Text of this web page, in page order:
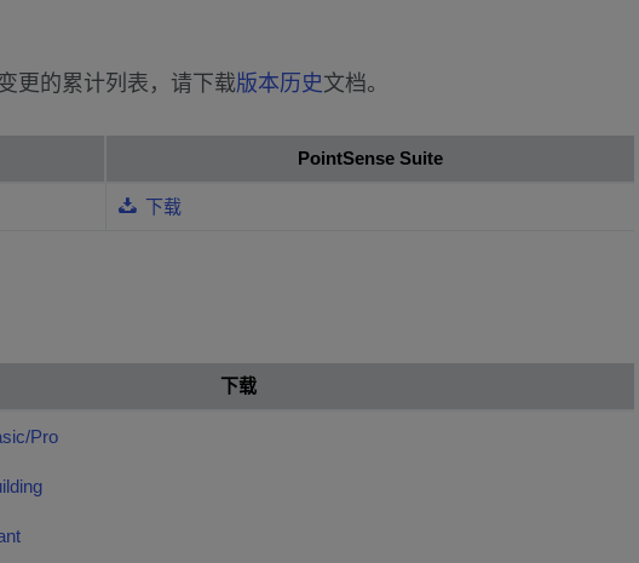
更的累计列表，请下载版本历史文档。
PointSense Suite
下载
下载
Pro